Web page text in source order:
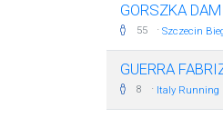
GORSZKA
55 · Szczecin
GUERRA
8 · Italy Running